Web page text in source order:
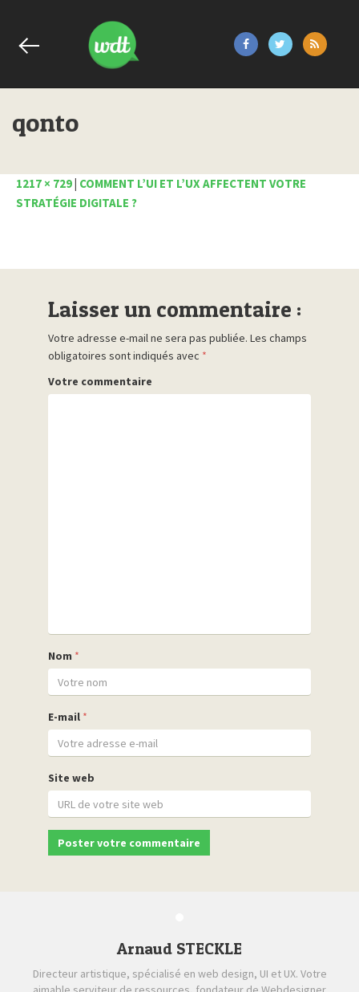
qonto
1217 × 729| COMMENT L’UI ET L’UX AFFECTENT VOTRE
STRATÉGIE DIGITALE ?
Laisser un commentaire :
Votre adresse e-mail ne sera pas publiée. Les champs
obligatoires sont indiqués avec *
Votre commentaire
Nom *
E-mail *
Site web
Arnaud STECKLE
Directeur artistique, spécialisé en web design, UI et UX. Votre